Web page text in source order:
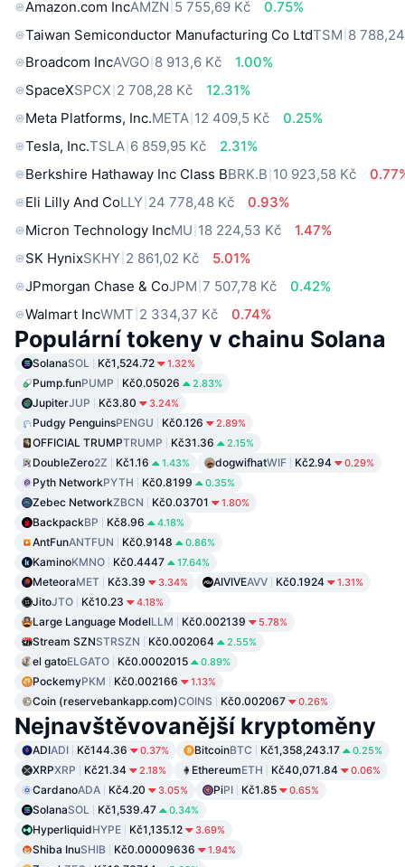
Amazon.com IncAMZN 5 755,69 Kč
0.75%
Taiwan Semiconductor Manufacturing Co LtdTSM 8
Broadcom IncAVGO 8 913,6 Kč
1.00%
SpaceXSPCX 2 708,28 Kč
12.31%
Meta Platforms, Inc.META 12 409,5 Kč
0.25%
Tesla, Inc.TSLA 6 859,95 Kč
2.31%
Berkshire Hathaway Inc Class BBRK.B 10 923,58 Kč
Eli Lilly And CoLLY 24 778,48 Kč
0.93%
Micron Technology IncMU 18 224,53 Kč
1.47%
SK HynixSKHY 2 861,02 Kč
5.01%
JPmorgan Chase & CoJPM 7 507,78 Kč
0.42%
Walmart IncWMT 2 334,37 Kč 0.74%
Populární tokeny v chainu Solana
SolanaSOL Kč1,524.72 1.32%
Pump.funPUMP Kč0.05026 2.83%
JupiterJUP Kč3.80 3.24%
Pudgy PenguinsPENGU Kč0.126 2.89%
OFFICIAL TRUMPTRUMP Kč31.36 2.15%
DoubleZero2Z Kč1.16 1.43% dogwifhatWIF Kč2.94 0.29%
Pyth NetworkPYTH Kč0.8199 0.35%
Zebec NetworkZBCN Kč0.03701 1.80%
BackpackBP Kč8.96 4.18%
AntFunANTFUN Kč0.9148 0.86%
KaminoKMNO Kč0.4447 17.64%
MeteoraMET Kč3.39 3.34% AIVIVEAVV Kč0.1924 1.31%
JitoJTO Kč10.23 4.18%
Large Language ModelLLM Kč0.002139 5.78%
Stream SZNSTRSZN Kč0.002064 2.55%
el gatoELGATO Kč0.0002015 0.89%
PockemyPKM Kč0.002166 1.13%
Coin (reservebankapp.com)COINS Kč0.002067 0.26%
Nejnavštěvovanější kryptoměny
ADIADI Kč144.36 0.37% BitcoinBTC Kč1,358,243.17 0.25%
XRPXRP Kč21.34 2.18% EthereumETH Kč40,071.84 0.06%
CardanoADA Kč4.20 3.05% PiPI Kč1.85 0.65%
SolanaSOL Kč1,539.47 0.34%
HyperliquidHYPE Kč1,135.12 3.69%
Shiba InuSHIB Kč0.00009636 1.94%